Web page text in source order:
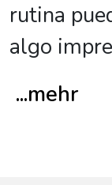
rutina
algo
...mehr